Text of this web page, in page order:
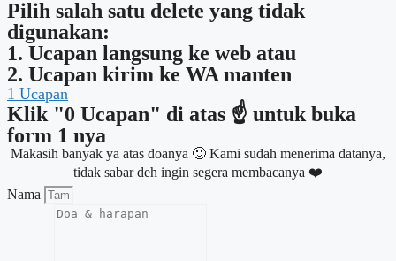
Pilih salah satu delete yang tidak
digunakan:
1. Ucapan langsung ke web atau
2. Ucapan kirim ke WA manten
1 Ucapan
Klik "0 Ucapan" di atas ☝ untuk buka
form 1 nya
Makasih banyak ya atas doanya 🙂 Kami sudah menerima datanya,
tidak sabar deh ingin segera membacanya ❤️
Nama